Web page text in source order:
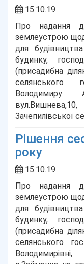
15.10.19
Про надання
землеустрою
для
будинку,
(присадибна
селянського
Володимиру
Зачепилівської
Рішення
року
15.10.19
Про надання
землеустрою
для
будинку,
(присадибна
селянського